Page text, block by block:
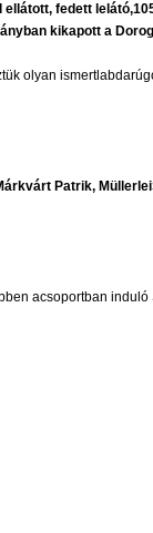
fedett
kikapott a
olyan
Patrik,
acsoportban induló